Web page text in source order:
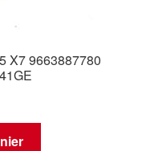
X7 9663887780